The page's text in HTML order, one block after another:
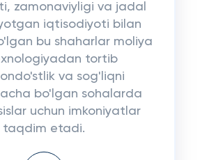
zamonaviyligi va jadal
iqtisodiyoti bilan
bu shaharlar moliya
tortib
va sog'liqni
bo'lgan sohalarda
uchun imkoniyatlar
taqdim etadi.